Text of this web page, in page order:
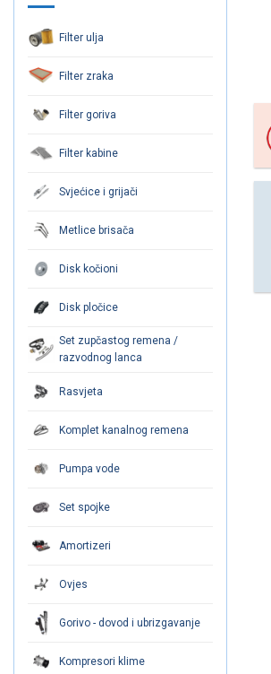
Filter ulja
Filter zraka
Filter goriva
Filter kabine
Svjećice i grijači
Metlice brisača
Disk kočioni
Disk pločice
Set zupčastog remena /
razvodnog lanca
Rasvjeta
Komplet kanalnog remena
Pumpa vode
Set spojke
Amortizeri
Ovjes
Gorivo - dovod i ubrizgavanje
Kompresori klime